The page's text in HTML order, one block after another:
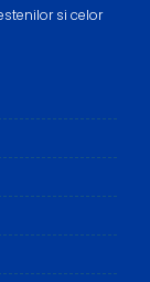
si celor